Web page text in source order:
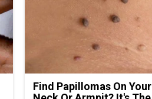
Find Papillomas On Your